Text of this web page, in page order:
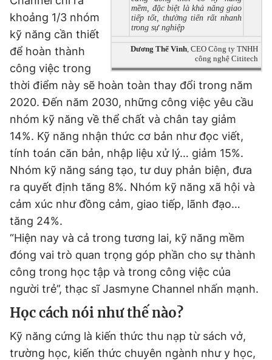
Theo dõi báo trên
Hotline
0906 645 777 0908 780 404
Đặt báo Quảng cáo RSS Tòa soạn Chính sách bảo
Tổng biên tập: Nguyễn Ngọc Toàn
Phó tổng biên tập thường trực: Hải Thành
Phó tổng biên tập: Lâm Hiếu Dũng
Phó tổng biên tập: Trần Việt Hưng
Tổng thư ký tòa soạn: Đức Trung
Giấy phép xuất bản số 110/GP - BTTTT cấp ngày 24.3.2020
© 2003-2026 Bản quyền thuộc về Báo Thanh Niên. Cấm sao
chép dưới mọi hình thức nếu không có sự chấp thuận bằng văn
bản. Phát triển bởi ePi Technologies, JSC.
mềm, đặc biệt là khả năng giao
tiếp tốt, thường tiến rất nhanh
trong sự nghiệp
Dương Thế Vinh, CEO Công ty TNHH
công nghệ Cititech
khoảng 1/3 nhóm
kỹ năng cần thiết
để hoàn thành
công việc trong
thời điểm này sẽ hoàn toàn thay đổi trong năm
2020. Đến năm 2030, những công việc yêu cầu
nhóm kỹ năng về thể chất và chân tay giảm
14%. Kỹ năng nhận thức cơ bản như đọc viết,
tính toán căn bản, nhập liệu xử lý… giảm 15%.
Nhóm kỹ năng sáng tạo, tư duy phản biện, đưa
ra quyết định tăng 8%. Nhóm kỹ năng xã hội và
cảm xúc như đồng cảm, giao tiếp, lãnh đạo…
tăng 24%.
“Hiện nay và cả trong tương lai, kỹ năng mềm
đóng vai trò quan trọng góp phần cho sự thành
công trong học tập và trong công việc của
người trẻ”, thạc sĩ Jasmyne Channel nhấn mạnh.
Học cách nói như thế nào?
Kỹ năng cứng là kiến thức thu nạp từ sách vở,
trường học, kiến thức chuyên ngành như y học,